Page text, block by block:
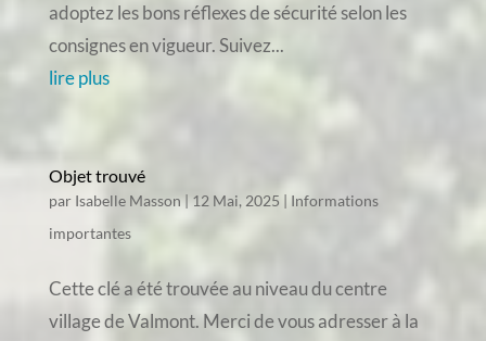
adoptez les bons réflexes de sécurité selon les
consignes en vigueur. Suivez...
lire plus
Objet trouvé
par Isabelle Masson| 12 Mai, 2025 | Informations
importantes
Cette clé a été trouvée au niveau du centre
village de Valmont. Merci de vous adresser à la